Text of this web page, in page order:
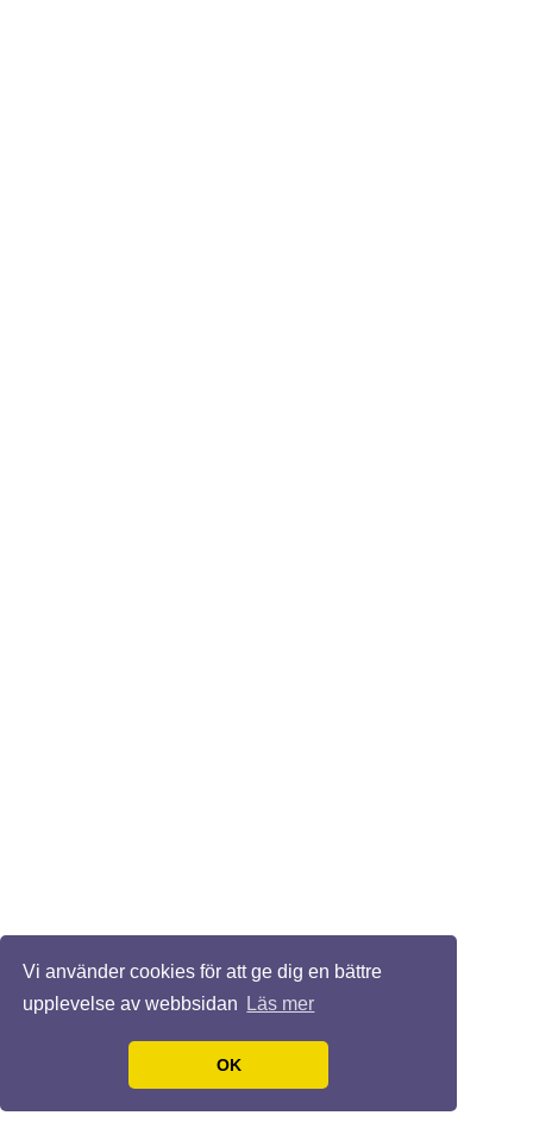
Vi använder cookies för att ge dig en bättre
upplevelse av webbsidan
Läs mer
OK